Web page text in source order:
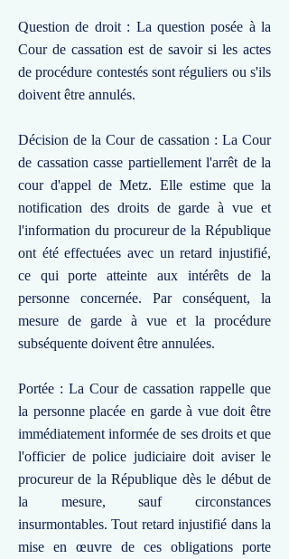
Question de droit : La question posée à la
Cour de cassation est de savoir si les actes
de procédure contestés sont réguliers ou s'ils
doivent être annulés.
Décision de la Cour de cassation : La Cour
de cassation casse partiellement l'arrêt de la
cour d'appel de Metz. Elle estime que la
notification des droits de garde à vue et
l'information du procureur de la République
ont été effectuées avec un retard injustifié,
ce qui porte atteinte aux intérêts de la
personne concernée. Par conséquent, la
mesure de garde à vue et la procédure
subséquente doivent être annulées.
Portée : La Cour de cassation rappelle que
la personne placée en garde à vue doit être
immédiatement informée de ses droits et que
l'officier de police judiciaire doit aviser le
procureur de la République dès le début de
la mesure, sauf circonstances
insurmontables. Tout retard injustifié dans la
mise en œuvre de ces obligations porte